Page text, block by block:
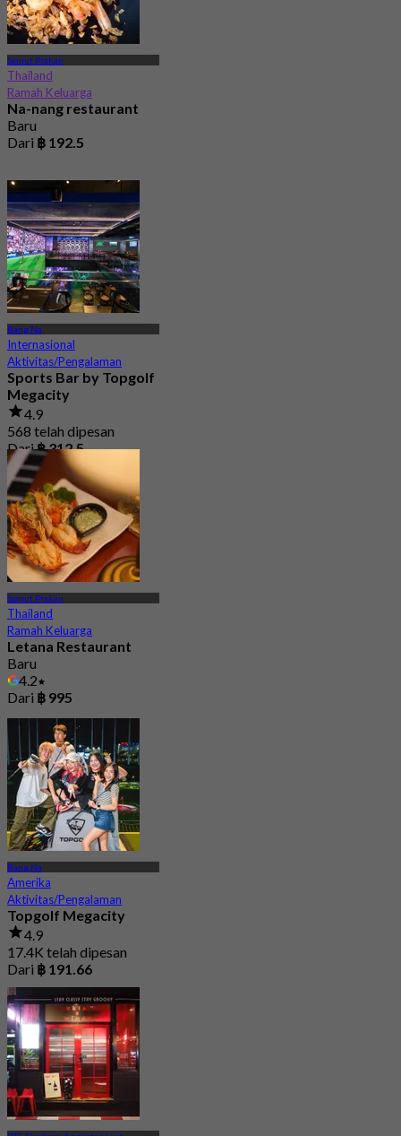
Samut Prakan
Thailand
Ramah Keluarga
Na-nang restaurant
Baru
Dari ฿ 192.5
Bang Na
Internasional
Aktivitas/Pengalaman
Sports Bar by Topgolf
Megacity
4.9
568 telah dipesan
Dari฿ 312.5
Samut Prakan
Thailand
Ramah Keluarga
Letana Restaurant
Baru
4.2
Dari ฿ 995
Bang Na
Amerika
Aktivitas/Pengalaman
Topgolf Megacity
4.9
17.4K telah dipesan
Dari ฿ 191.66